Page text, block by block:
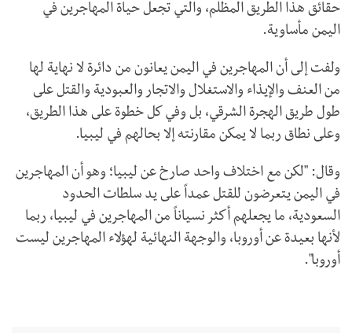
حقائق هذا الطريق المظلم، والتي تجعل حياة المهاجرين في
اليمن مأساوية.
ولفت إلى أن المهاجرين في اليمن يعانون من دائرة لا نهاية لها
من العنف والإيذاء والاستغلال والاتجار والعبودية والقتل على
طول طريق الهجرة الشرقي، بل وفي كل خطوة على هذا الطريق،
وعلى نطاق ربما لا يمكن مقارنته إلا بحالهم في ليبيا.
وقال: "لكن مع اختلاف واحد صارخ عن ليبيا؛ وهو أن المهاجرين
في اليمن يتعرضون للقتل عمداً على يد سلطات الحدود
السعودية، ما يجعلهم أكثر نسياناً من المهاجرين في ليبيا، ربما
لأنها بعيدة عن أوروبا، والوجهة النهائية لهؤلاء المهاجرين ليست
أوروبا".